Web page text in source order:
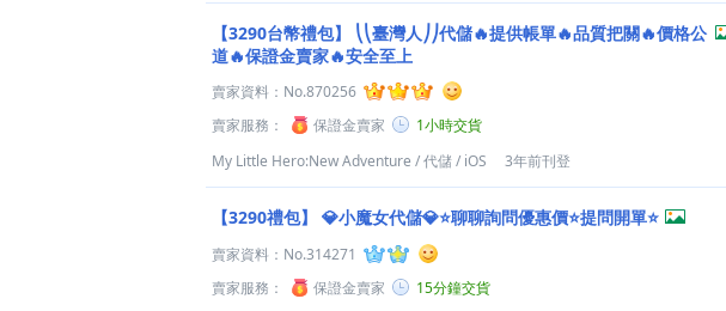
【3290台幣禮包】
⎝⎝臺灣人⎠⎠代儲🔥提供帳單🔥品質把關🔥價格公
道🔥保證金賣家🔥安全至上
賣家資料： No.870256
賣家服務：
保證金賣家
1小時交貨
My Little Hero:New Adventure /代儲/ iOS 3年前刊登
【3290禮包】 💎小魔女代儲💎⭐聊聊詢問優惠價⭐提問開單⭐
賣家資料： No.314271
賣家服務：
保證金賣家
15分鐘交貨